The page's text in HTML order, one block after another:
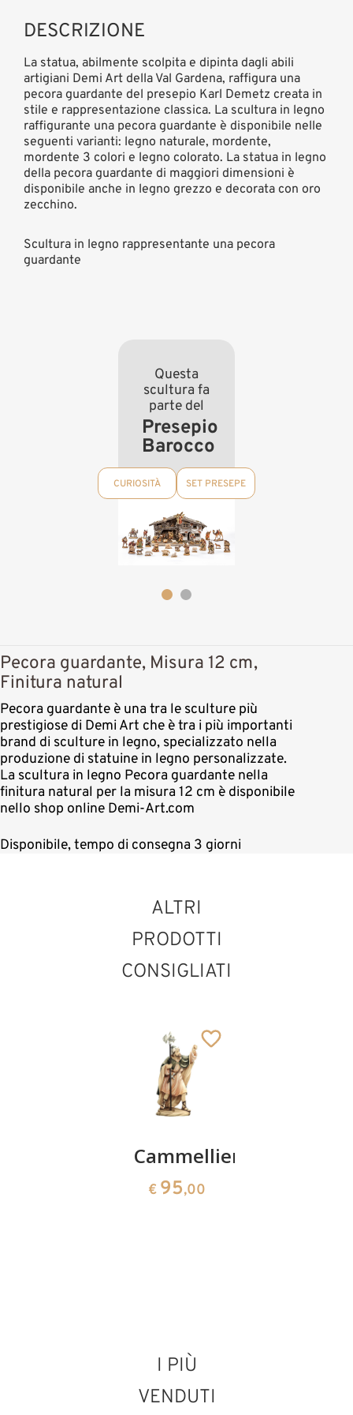
DESCRIZIONE
La statua, abilmente scolpita e dipinta dagli abili
artigiani Demi Art della Val Gardena, raffigura una
pecora guardante del presepio Karl Demetz creata in
stile e rappresentazione classica. La scultura in legno
raffigurante una pecora guardante è disponibile nelle
seguenti varianti: legno naturale, mordente,
mordente 3 colori e legno colorato. La statua in legno
della pecora guardante di maggiori dimensioni è
disponibile anche in legno grezzo e decorata con oro
zecchino.
Scultura in legno rappresentante una pecora
guardante
Questa
scultura fa
parte del
Presepio
Barocco
CURIOSITÀ SET PRESEPE
Pecora guardante, Misura 12 cm,
Finitura natural
Pecora guardante è una tra le sculture più
prestigiose di Demi Art che è tra i più importanti
brand di sculture in legno, specializzato nella
produzione di statuine in legno personalizzate.
La scultura in legno Pecora guardante nella
finitura natural per la misura 12 cm è disponibile
nello shop online Demi-Art.com
Disponibile, tempo di consegna 3 giorni
ALTRI
PRODOTTI
CONSIGLIATI
Cammelliere
€ 95,00
I PIÙ
VENDUTI